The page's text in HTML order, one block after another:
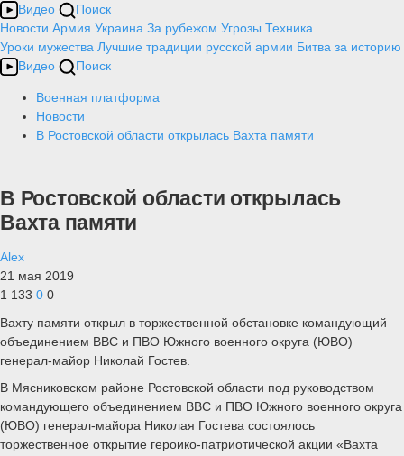
Видео
Поиск
Новости Армия Украина За рубежом Угрозы Техника
Уроки мужества Лучшие традиции русской армии Битва за историю
Видео
Поиск
Военная платформа
Новости
В Ростовской области открылась Вахта памяти
В Ростовской области открылась
Вахта памяти
Alex
21 мая 2019
1 133 0 0
Вахту памяти открыл в торжественной обстановке командующий
объединением ВВС и ПВО Южного военного округа (ЮВО)
генерал-майор Николай Гостев.
В Мясниковском районе Ростовской области под руководством
командующего объединением ВВС и ПВО Южного военного округа
(ЮВО) генерал-майора Николая Гостева состоялось
торжественное открытие героико-патриотической акции «Вахта